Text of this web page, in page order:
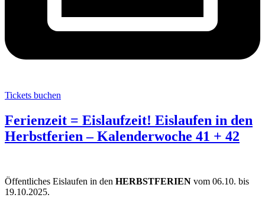
Tickets buchen
Ferienzeit = Eislaufzeit! Eislaufen in den
Herbstferien – Kalenderwoche 41 + 42
Öffentliches Eislaufen in den HERBSTFERIEN vom 06.10. bis
19.10.2025.